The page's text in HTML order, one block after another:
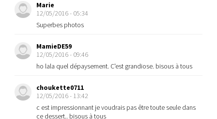
Marie
12/05/2016 - 05:34
Superbes photos
MamieDE59
12/05/2016 - 09:46
ho lala quel dépaysement. C'est grandiose. bisous à tous
choukette0711
12/05/2016 - 13:42
c est impressionnant je voudrais pas être toute seule dans
ce dessert.. bisous à tous